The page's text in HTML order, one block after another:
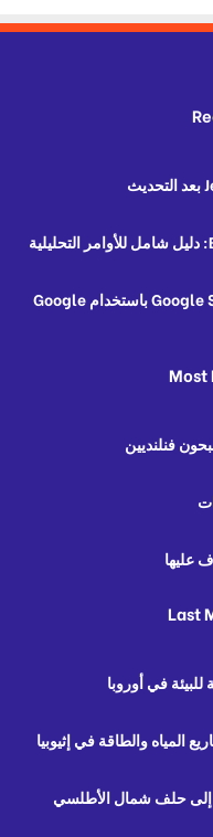
تجاوز القيود في بيانات Google Search Console باستخدام Google
Most
فنلنديين
Last
في أوروبا
إلى حلف شمال الأطلسي